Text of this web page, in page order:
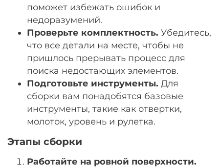
поможет избежать ошибок и
недоразумений.
Проверьте комплектность. Убедитесь,
что все детали на месте, чтобы не
пришлось прерывать процесс для
поиска недостающих элементов.
Подготовьте инструменты. Для
сборки вам понадобятся базовые
инструменты, такие как отвертки,
молоток, уровень и рулетка.
Этапы сборки
Работайте на ровной поверхности.